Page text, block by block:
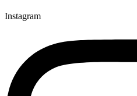
Instagram